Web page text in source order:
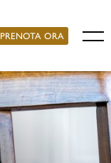
PRENOTA ORA